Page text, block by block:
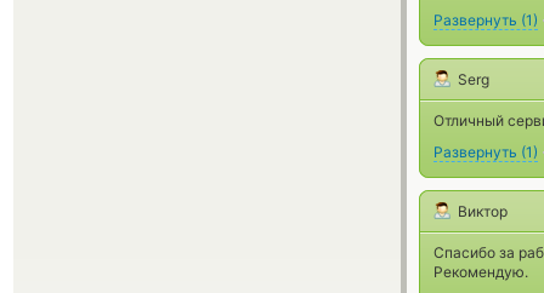
Развернуть (1)
Serg
Отличный
Развернуть (1)
Виктор
Спасибо за
Рекомендую.